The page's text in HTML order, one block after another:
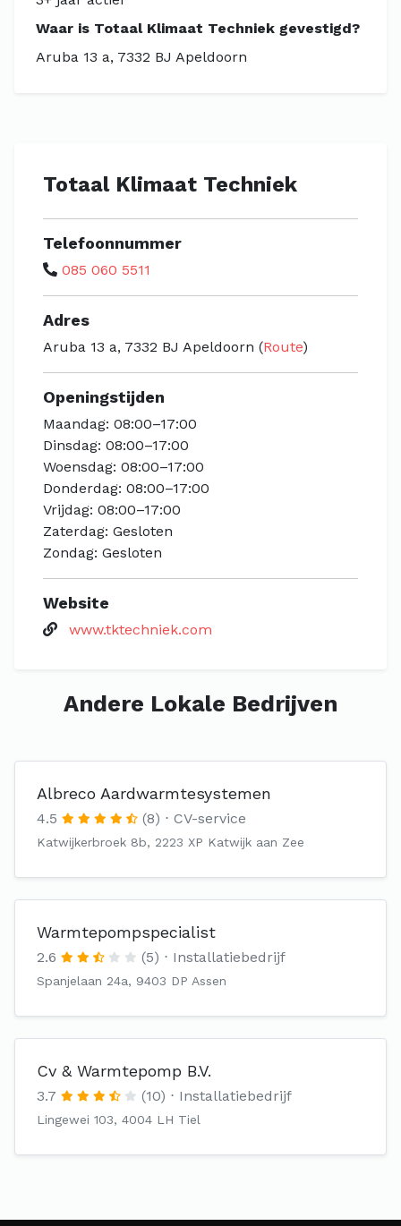
Waar is Totaal Klimaat Techniek gevestigd?
Aruba 13 a, 7332 BJ Apeldoorn
Totaal Klimaat Techniek
Telefoonnummer
085 060 5511
Adres
Aruba 13 a, 7332 BJ Apeldoorn (Route)
Openingstijden
Maandag: 08:00–17:00
Dinsdag: 08:00–17:00
Woensdag: 08:00–17:00
Donderdag: 08:00–17:00
Vrijdag: 08:00–17:00
Zaterdag: Gesloten
Zondag: Gesloten
Website
www.tktechniek.com
Andere Lokale Bedrijven
Albreco Aardwarmtesystemen
4.5 (8) CV-service
Katwijkerbroek 8b, 2223 XP Katwijk aan Zee
Warmtepompspecialist
2.6 (5) Installatiebedrijf
Spanjelaan 24a, 9403 DP Assen
Cv & Warmtepomp B.V.
3.7 (10) Installatiebedrijf
Lingewei 103, 4004 LH Tiel